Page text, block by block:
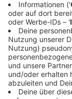
Deutschen
Bahnsteig auf
werden. Hinzu
ein
bestehende
viel dabei
Anzeige